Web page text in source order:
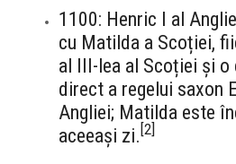
1100: Henric I al
cu Matilda a Scoției,
al III-lea al Scoției și o
direct a regelui saxon
Angliei; Matilda este
aceeași zi. 2